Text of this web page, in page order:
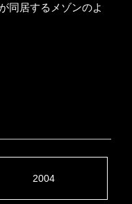
同居するメゾンのよ
2004